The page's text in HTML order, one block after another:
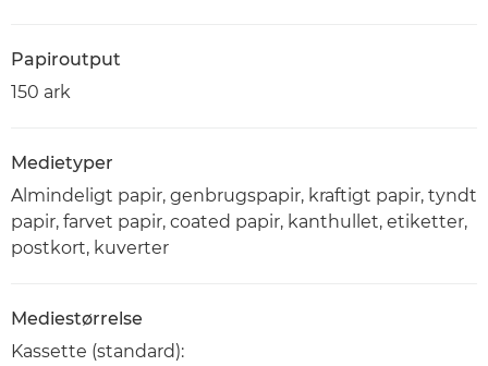
Papiroutput
150 ark
Medietyper
Almindeligt papir, genbrugspapir, kraftigt papir, tyndt
papir, farvet papir, coated papir, kanthullet, etiketter,
postkort, kuverter
Mediestørrelse
Kassette (standard):